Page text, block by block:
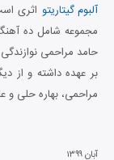
آلبوم گیتاریتواثری
مجموعه شامل ده
حامد مراحمی
بر عهده داشته و از
مراحمی، بهاره حلی و
آبان ۱۳۹۹